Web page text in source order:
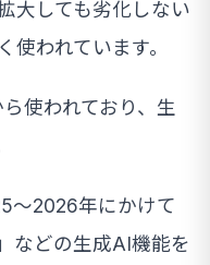
大しても劣化しない
われています。
使われており、生
〜2026年にかけて
などの生成AI機能を